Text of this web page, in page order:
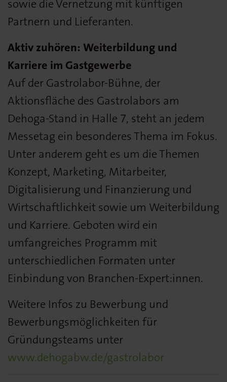
sowie die Vernetzung mit künftigen
Partnern und Lieferanten.
Aktiv zuhören: Weiterbildung und
Karriere im Gastgewerbe
Auf der Gastrolabor-Bühne, der
Aktionsfläche des Gastrolabors am
Dehoga-Stand in Halle 7, steht an jedem
Messetag ein besonderes Thema im Fokus.
Unter anderem geht es um die Themen
Konzept, Marketing, Mitarbeiter,
Digitalisierung und Finanzierung und
Wirtschaftlichkeit sowie um Weiterbildung
und Karriere. Geboten wird ein
umfangreiches Programm mit
unterschiedlichen Formaten unter
Einbindung von Branchen-Expert:innen.
Weitere Infos zu Bewerbung und
Bewerbungsmöglichkeiten für
Gründungsteams unter
www.dehogabw.de/gastrolabor